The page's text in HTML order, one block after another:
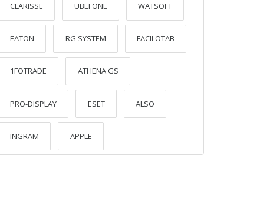
CLARISSE UBEFONE WATSOFT
EATON RG SYSTEM FACILOTAB
1FOTRADE ATHENA GS
PRO-DISPLAY ESET ALSO
INGRAM APPLE